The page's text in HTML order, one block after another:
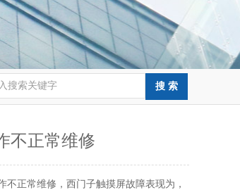
不正常维修
不正常维修，西门子触摸屏故障表现为，